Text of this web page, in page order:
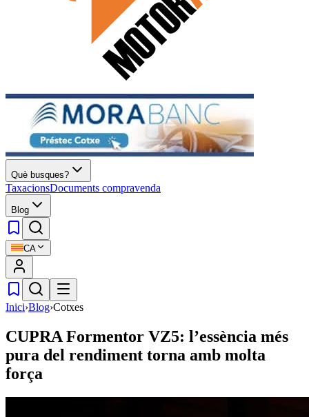
Què busques?
TaxacionsDocuments compravenda
Blog
CA
Inici›Blog›Cotxes
CUPRA Formentor VZ5: l’essència més
pura del rendiment torna amb molta
força